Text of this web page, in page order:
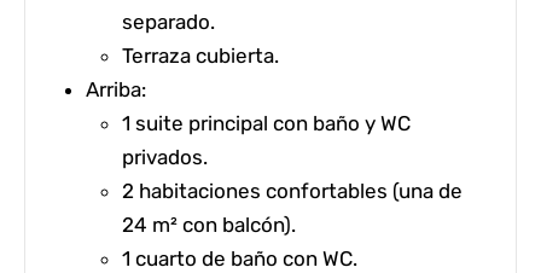
separado.
Terraza cubierta.
Arriba:
1 suite principal con baño y WC
privados.
2 habitaciones confortables (una de
24 m² con balcón).
1 cuarto de baño con WC.